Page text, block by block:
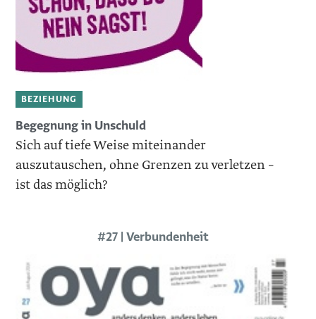
BEZIEHUNG
Begegnung in Unschuld
Sich auf tiefe Weise miteinander
auszutauschen, ohne Grenzen zu verletzen –
ist das möglich?
#27 | Verbundenheit